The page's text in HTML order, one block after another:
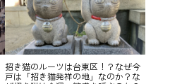
招き猫のルーツは台東区！？なぜ今
戸は「招き猫発祥の地」なのか？な